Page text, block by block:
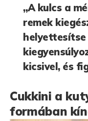
„A kulcs a
remek
kicsivel, és
Cukkini a
formában